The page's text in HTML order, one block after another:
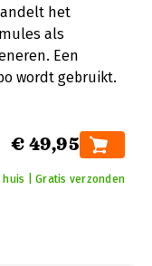
het
als
Een
wordt gebruikt.
€ 49,95
huis | Gratis verzonden